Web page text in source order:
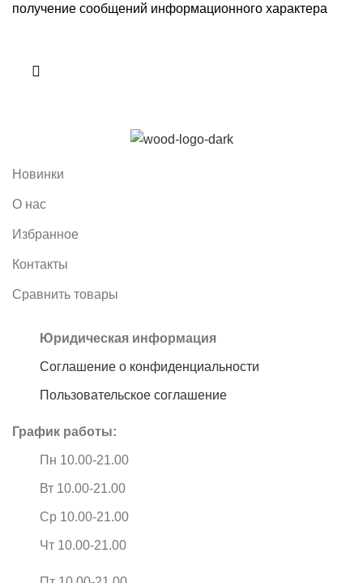
получение сообщений информационного характера
Новинки
О нас
Избранное
Контакты
Сравнить товары
Юридическая информация
Соглашение о конфиденциальности
Пользовательское соглашение
График работы:
Пн 10.00-21.00
Вт 10.00-21.00
Ср 10.00-21.00
Чт 10.00-21.00